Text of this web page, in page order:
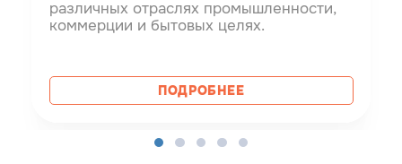
различных отраслях промышленности,
коммерции и бытовых целях.
ПОДРОБНЕЕ